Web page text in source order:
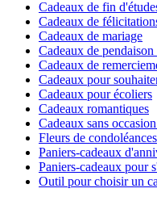
Cadeaux de fin
Cadeaux de
Cadeaux de mariage
Cadeaux de
Cadeaux de
Cadeaux pour
Cadeaux pour écoliers
Cadeaux romantiques
Cadeaux sans
Fleurs de condoléances
Paniers-cadeaux
Paniers-cadeaux pour
Outil pour choisir un